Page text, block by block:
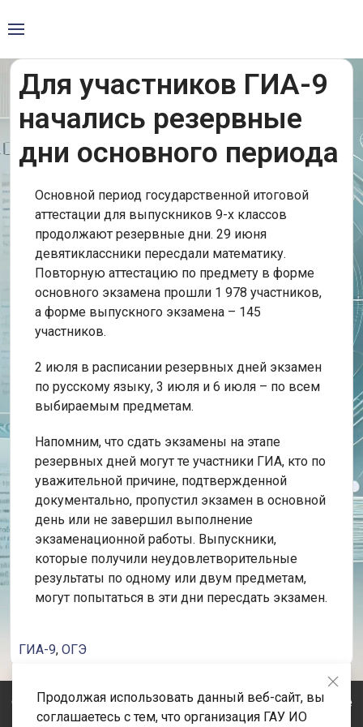
Продолжая использовать данный веб-сайт, вы
соглашаетесь с тем, что организация ГАУ ИО
Для участников ГИА-9
начались резервные
дни основного периода
Основной период государственной итоговой
аттестации для выпускников 9-х классов
продолжают резервные дни. 29 июня
девятиклассники пересдали математику.
Повторную аттестацию по предмету в форме
основного экзамена прошли 1 978 участников,
а форме выпускного экзамена – 145
участников.
2 июля в расписании резервных дней экзамен
по русскому языку, 3 июля и 6 июля – по всем
выбираемым предметам.
Напомним, что сдать экзамены на этапе
резервных дней могут те участники ГИА, кто по
уважительной причине, подтвержденной
документально, пропустил экзамен в основной
день или не завершил выполнение
экзаменационной работы. Выпускники,
которые получили неудовлетворительные
результаты по одному или двум предметам,
могут попытаться в эти дни пересдать экзамен.
ГИА-9, ОГЭ
© 2020-2026 Государственное автономное учреждение
Иркутской области «Центр оценки профессионального